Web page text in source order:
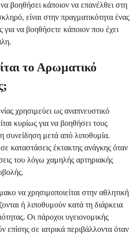
βοηθήσει κάποιον να επανέλθει στη
είναι στην πραγματικότητα ένας
για να βοηθήσετε κάποιον που έχει
το Αρωματικό
χρησιμεύει ως αναπνευστικό
κυρίως για να βοηθήσει τους
συνείδηση μετά από λιποθυμία.
καταστάσεις έκτακτης ανάγκης όταν
του λόγω χαμηλής αρτηριακής
να χρησιμοποιείται στην αθλητική
ή λιποθυμούν κατά τη διάρκεια
Οι πάροχοι υγειονομικής
επίσης σε ιατρικά περιβάλλοντα όταν